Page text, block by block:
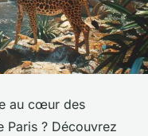
au cœur des
Paris ? Découvrez